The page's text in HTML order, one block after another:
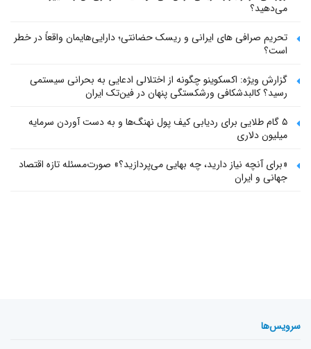
می‌دهید؟
تحریم صرافی های ایرانی و ریسک حضانتی؛ دارایی‌هایمان واقعاً در خطر
است؟
گزارش ویژه: اکسکوینو چگونه از اختلالی ادعایی به بحرانی سیستمی
رسید؟ کالبدشکافی ورشکستگی پنهان در فین‌تک ایران
۵ گام طلایی برای ردیابی کیف پول‌ نهنگ‌ها و به دست آوردن سرمایه
میلیون دلاری
«برای آنچه نیاز دارید، چه بهایی می‌پردازید؟» صورت‌مسئله تازه اقتصاد
جهانی و ایران
سرویس‌ها